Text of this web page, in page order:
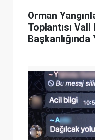
Orman
Toplantısı
Başkanlığında